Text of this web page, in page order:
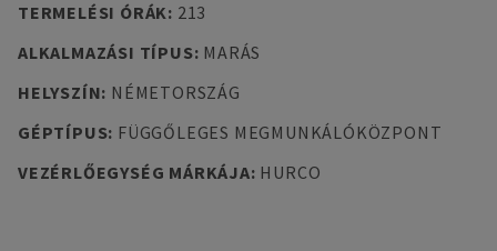
TERMELÉSI ÓRÁK: 213
ALKALMAZÁSI TÍPUS: MARÁS
HELYSZÍN: NÉMETORSZÁG
GÉPTÍPUS: FÜGGŐLEGES MEGMUNKÁLÓKÖZPONT
VEZÉRLŐEGYSÉG MÁRKÁJA: HURCO